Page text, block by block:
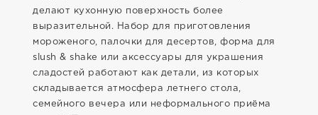
делают кухонную поверхность более
выразительной. Набор для приготовления
мороженого, палочки для десертов, форма для
slush & shake или аксессуары для украшения
сладостей работают как детали, из которых
складывается атмосфера летнего стола,
семейного вечера или неформального приёма